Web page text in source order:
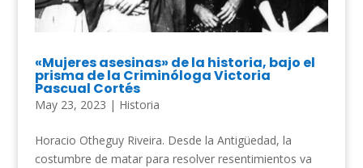
«Mujeres asesinas» de la historia, bajo el
prisma de la Criminóloga Victoria
Pascual Cortés
May 23, 2023 | Historia
Horacio Otheguy Riveira. Desde la Antigüedad, la
costumbre de matar para resolver resentimientos va